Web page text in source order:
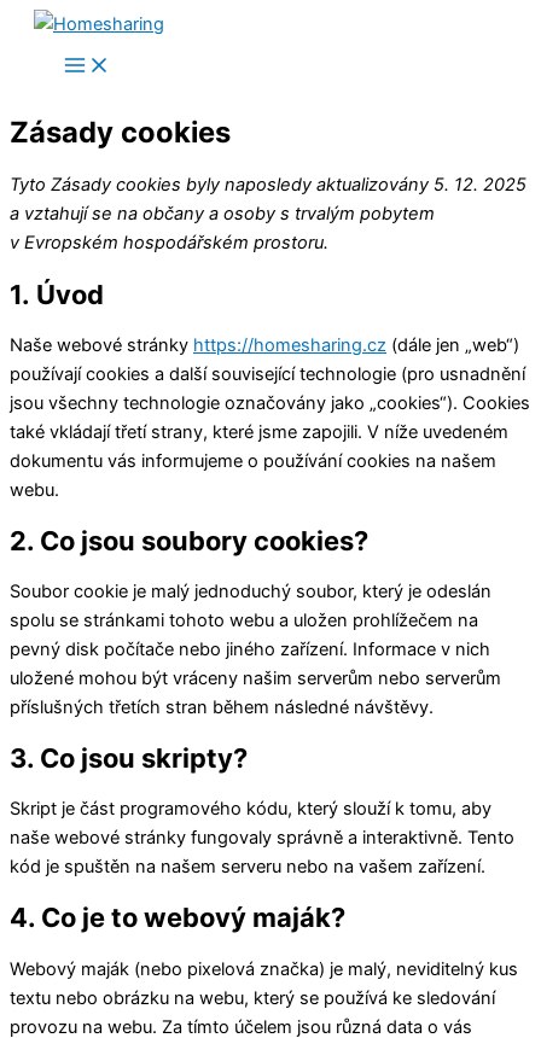
Přeskočit
Main
Menu
Zásady cookies
Tyto Zásady cookies byly naposledy aktualizovány 5. 12. 2025
a vztahují se na občany a osoby s trvalým pobytem
v Evropském hospodářském prostoru.
1. Úvod
Naše webové stránky https://homesharing.cz (dále jen „web“)
používají cookies a další související technologie (pro usnadnění
jsou všechny technologie označovány jako „cookies“). Cookies
také vkládají třetí strany, které jsme zapojili. V níže uvedeném
dokumentu vás informujeme o používání cookies na našem
webu.
2. Co jsou soubory cookies?
Soubor cookie je malý jednoduchý soubor, který je odeslán
spolu se stránkami tohoto webu a uložen prohlížečem na
pevný disk počítače nebo jiného zařízení. Informace v nich
uložené mohou být vráceny našim serverům nebo serverům
příslušných třetích stran během následné návštěvy.
3. Co jsou skripty?
Skript je část programového kódu, který slouží k tomu, aby
naše webové stránky fungovaly správně a interaktivně. Tento
kód je spuštěn na našem serveru nebo na vašem zařízení.
4. Co je to webový maják?
Webový maják (nebo pixelová značka) je malý, neviditelný kus
textu nebo obrázku na webu, který se používá ke sledování
provozu na webu. Za tímto účelem jsou různá data o vás